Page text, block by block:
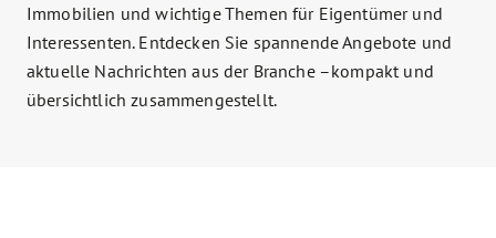
Immobilien und wichtige Themen für Eigentümer und
Interessenten. Entdecken Sie spannende Angebote und
aktuelle Nachrichten aus der Branche –kompakt und
übersichtlich zusammengestellt.